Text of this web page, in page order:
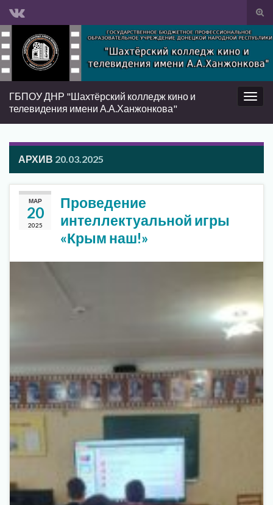
Вкл/
Search for:
Вкл/
ГБПОУ ДНР "Шахтёрский колледж кино и
телевидения имени А.А.Ханжонкова"
АРХИВ 20.03.2025
МАР
20
2025
Проведение
интеллектуальной игры
«Крым наш!»